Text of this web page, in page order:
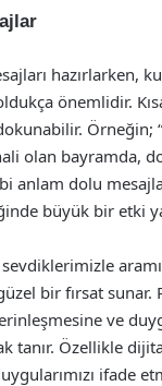
hazırlarken,
önemlidir.
Örneğin;
olan bayramda,
anlam dolu
büyük bir etki
bir fırsat sunar.
ve
tanır. Özellikle
ifade